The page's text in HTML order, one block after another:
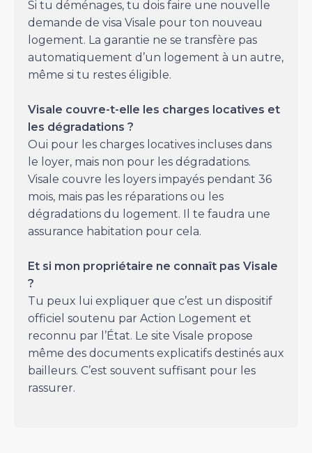
Si tu déménages, tu dois faire une nouvelle
demande de visa Visale pour ton nouveau
logement. La garantie ne se transfère pas
automatiquement d’un logement à un autre,
même si tu restes éligible.
Visale couvre-t-elle les charges locatives et
les dégradations ?
Oui pour les charges locatives incluses dans
le loyer, mais non pour les dégradations.
Visale couvre les loyers impayés pendant 36
mois, mais pas les réparations ou les
dégradations du logement. Il te faudra une
assurance habitation pour cela.
Et si mon propriétaire ne connaît pas Visale
?
Tu peux lui expliquer que c’est un dispositif
officiel soutenu par Action Logement et
reconnu par l’État. Le site Visale propose
même des documents explicatifs destinés aux
bailleurs. C’est souvent suffisant pour les
rassurer.